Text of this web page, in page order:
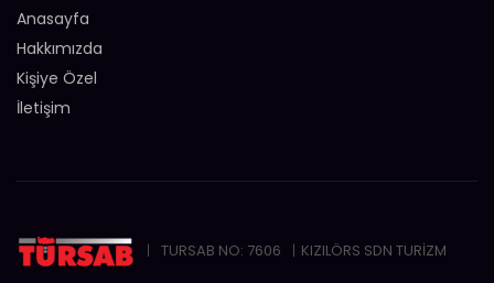
Anasayfa
Hakkımızda
Kişiye Özel
İletişim
TURSAB NO: 7606 KIZILÖRS SDN TURİZM